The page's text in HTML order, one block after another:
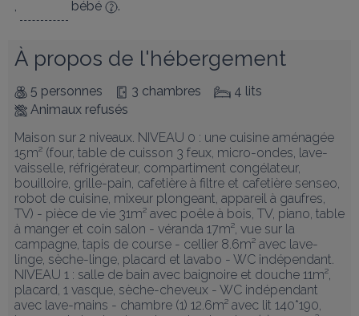
,
bébé .
À propos de l'hébergement
5 personnes 3 chambres
4 lits
Animaux refusés
Maison sur 2 niveaux. NIVEAU 0 : une cuisine aménagée
15m² (four, table de cuisson 3 feux, micro-ondes, lave-
vaisselle, réfrigérateur, compartiment congélateur,
bouilloire, grille-pain, cafetière à filtre et cafetière senseo,
robot de cuisine, mixeur plongeant, appareil à gaufres,
TV) - pièce de vie 31m² avec poêle à bois, TV, piano, table
à manger et coin salon - véranda 17m², vue sur la
campagne, tapis de course - cellier 8.6m² avec lave-
linge, sèche-linge, placard et lavabo - WC indépendant.
NIVEAU 1 : salle de bain avec baignoire et douche 11m²,
placard, 1 vasque, sèche-cheveux - WC indépendant
avec lave-mains - chambre (1) 12.6m² avec lit 140*190,